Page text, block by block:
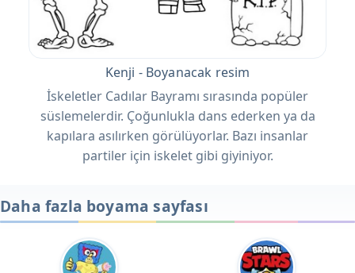
Kenji - Boyanacak resim
İskeletler Cadılar Bayramı sırasında popüler
süslemelerdir. Çoğunlukla dans ederken ya da
kapılara asılırken görülüyorlar. Bazı insanlar
partiler için iskelet gibi giyiniyor.
Daha fazla boyama sayfası